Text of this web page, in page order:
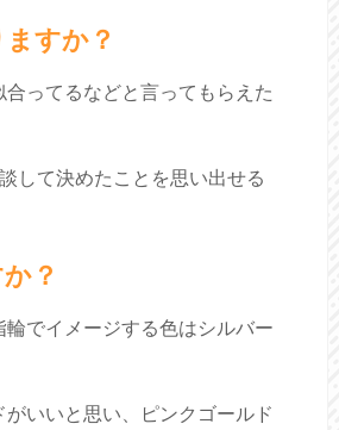
すか？
ってるなどと言ってもらえた
して決めたことを思い出せる
？
でイメージする色はシルバー
いいと思い、ピンクゴールド